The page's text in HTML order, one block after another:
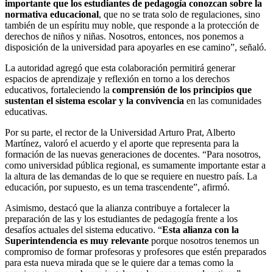
importante que los estudiantes de pedagogía conozcan sobre la
normativa educacional, que no se trata solo de regulaciones, sino
también de un espíritu muy noble, que responde a la protección de
derechos de niños y niñas. Nosotros, entonces, nos ponemos a
disposición de la universidad para apoyarles en ese camino”, señaló.
La autoridad agregó que esta colaboración permitirá generar
espacios de aprendizaje y reflexión en torno a los derechos
educativos, fortaleciendo la comprensión de los principios que
sustentan el sistema escolar y la convivencia en las comunidades
educativas.
Por su parte, el rector de la Universidad Arturo Prat, Alberto
Martínez, valoró el acuerdo y el aporte que representa para la
formación de las nuevas generaciones de docentes. “Para nosotros,
como universidad pública regional, es sumamente importante estar a
la altura de las demandas de lo que se requiere en nuestro país. La
educación, por supuesto, es un tema trascendente”, afirmó.
Asimismo, destacó que la alianza contribuye a fortalecer la
preparación de las y los estudiantes de pedagogía frente a los
desafíos actuales del sistema educativo. “Esta alianza con la
Superintendencia es muy relevante porque nosotros tenemos un
compromiso de formar profesoras y profesores que estén preparados
para esta nueva mirada que se le quiere dar a temas como la